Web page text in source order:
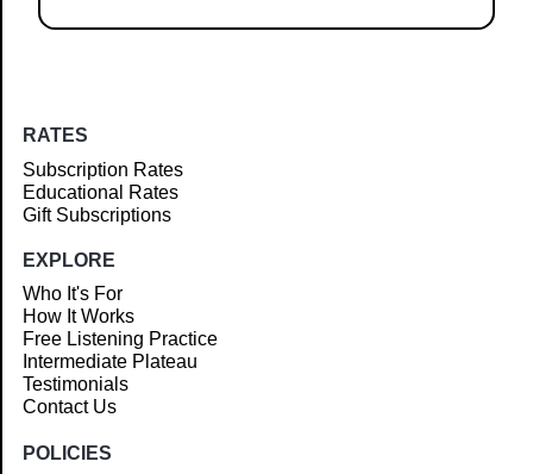
RATES
Subscription Rates
Educational Rates
Gift Subscriptions
EXPLORE
Who It's For
How It Works
Free Listening Practice
Intermediate Plateau
Testimonials
Contact Us
POLICIES